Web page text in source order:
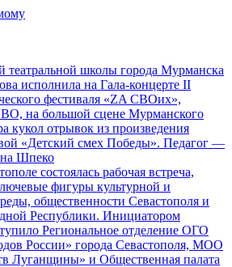
театральной школы города Мурманска
исполнила на Гала-концерте II
фестиваля «ZA СВОих»,
на большой сцене Мурманского
кукол отрывок из произведения
«Детский смех Победы». Педагог —
Шпеко
состоялась рабочая встреча,
фигуры культурной и
общественности Севастополя и
Республики. Инициатором
Региональное отделение ОГО
России» города Севастополя, МОО
Луганщины» и Общественная палата